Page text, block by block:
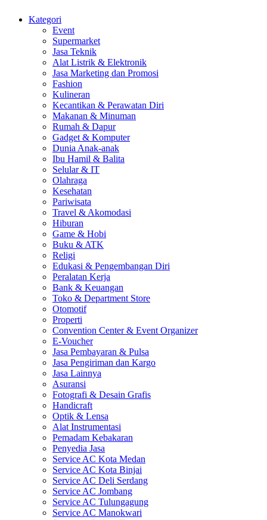
Kategori
Event
Supermarket
Jasa Teknik
Alat Listrik & Elektronik
Jasa Marketing dan Promosi
Fashion
Kulineran
Kecantikan & Perawatan Diri
Makanan & Minuman
Rumah & Dapur
Gadget & Komputer
Dunia Anak-anak
Ibu Hamil & Balita
Selular & IT
Olahraga
Kesehatan
Pariwisata
Travel & Akomodasi
Hiburan
Game & Hobi
Buku & ATK
Religi
Edukasi & Pengembangan Diri
Peralatan Kerja
Bank & Keuangan
Toko & Department Store
Otomotif
Properti
Convention Center & Event Organizer
E-Voucher
Jasa Pembayaran & Pulsa
Jasa Pengiriman dan Kargo
Jasa Lainnya
Asuransi
Fotografi & Desain Grafis
Handicraft
Optik & Lensa
Alat Instrumentasi
Pemadam Kebakaran
Penyedia Jasa
Service AC Kota Medan
Service AC Kota Binjai
Service AC Deli Serdang
Service AC Jombang
Service AC Tulungagung
Service AC Manokwari